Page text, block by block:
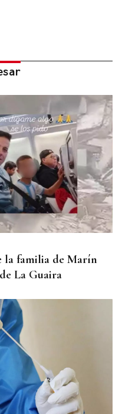
la familia de Marín
La Guaira